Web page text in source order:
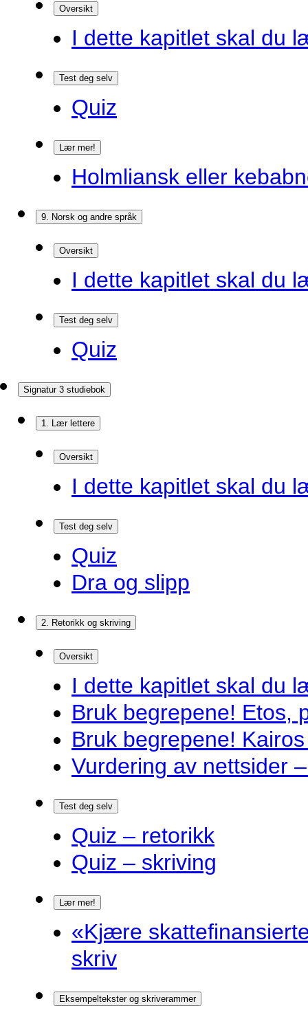
Oversikt
I dette kapitlet skal du
Test deg selv
Quiz
Lær mer!
Holmliansk eller
9. Norsk og andre språk
Oversikt
I dette kapitlet skal du
Test deg selv
Quiz
Signatur 3 studiebok
1. Lær lettere
Oversikt
I dette kapitlet skal du
Test deg selv
Quiz
Dra og slipp
2. Retorikk og skriving
Oversikt
I dette kapitlet skal du
Bruk begrepene! Etos,
Bruk begrepene!
Vurdering av nettsider
Test deg selv
Quiz – retorikk
Quiz – skriving
Lær mer!
«Kjære
skriv
Eksempeltekster og skriverammer